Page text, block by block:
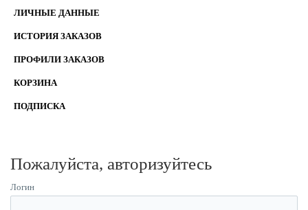
ЛИЧНЫЕ ДАННЫЕ
ИСТОРИЯ ЗАКАЗОВ
ПРОФИЛИ ЗАКАЗОВ
КОРЗИНА
ПОДПИСКА
Пожалуйста, авторизуйтесь
Логин